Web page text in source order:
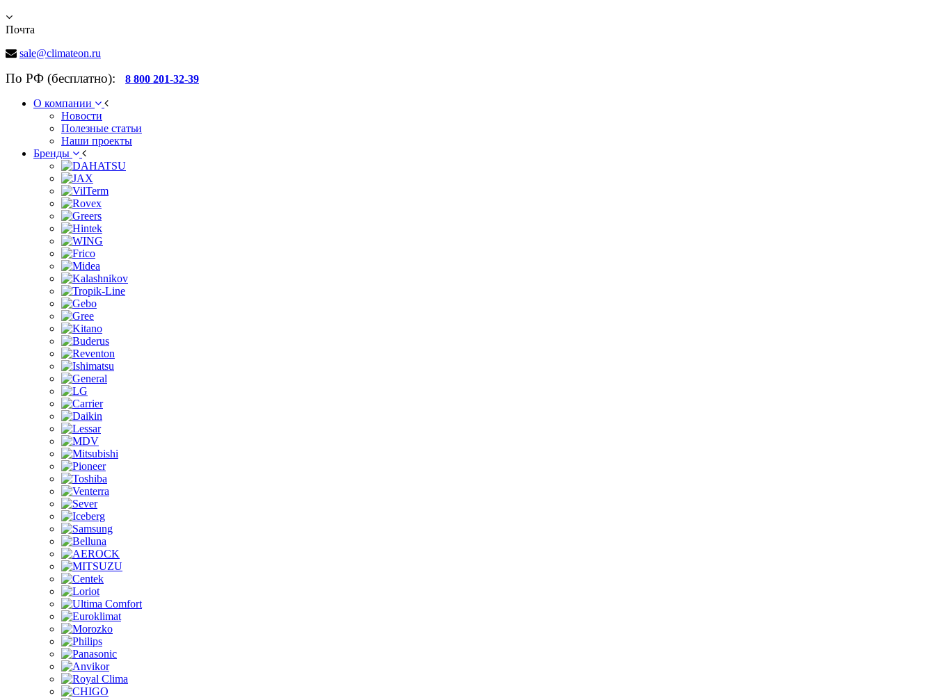
Почта
sale@climateon.ru
По РФ (бесплатно): 8 800 201-32-39
О компании
Новости
Полезные статьи
Наши проекты
Бренды